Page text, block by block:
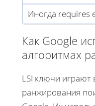
Иногда requires
Как Google
алгоритмах
LSI ключи играют
ранжирования